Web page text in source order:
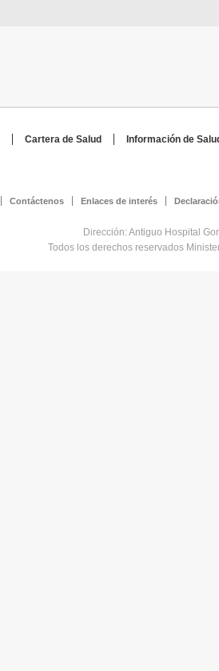
Cartera de Salud
Información de
Contáctenos Enlaces de interés
Dirección: Antiguo Hospital
Todos los derechos reservados